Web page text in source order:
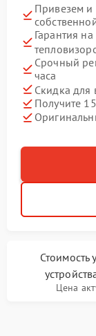
Привезем и
Гарантия
Срочный
часа
Скидка для
Получите
Стоимость
Цена